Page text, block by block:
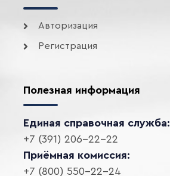
Авторизация
Регистрация
Полезная информация
Единая справочная служба:
+7 (391) 206-22-22
Приёмная комиссия:
+7 (800) 550-22-24